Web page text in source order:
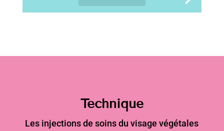
Technique
Les injections de soins du visage végétales